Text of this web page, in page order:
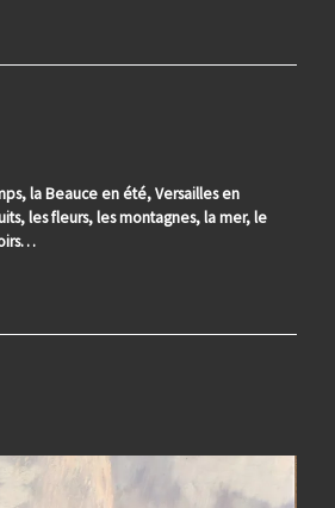
la Beauce en été, Versailles en
les fleurs, les montagnes, la mer, le